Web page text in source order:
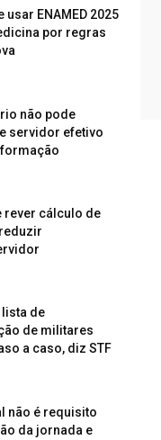
usar ENAMED 2025
por regras
não pode
servidor efetivo
cálculo de
lista de
de militares
a caso, diz STF
não é requisito
da jornada e